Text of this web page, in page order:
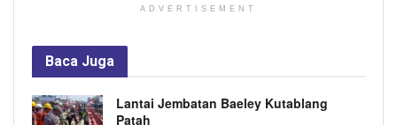
ADVERTISEMENT
Baca Juga
Lantai Jembatan Baeley Kutablang
Patah